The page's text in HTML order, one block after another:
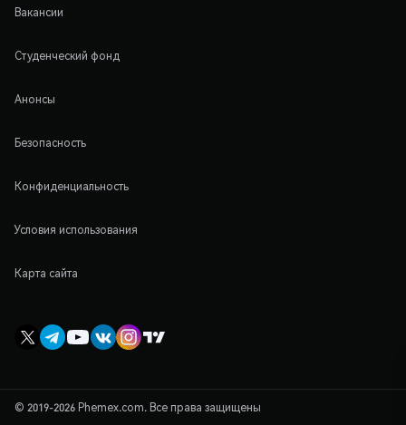
Вакансии
Студенческий фонд
Анонсы
Безопасность
Конфиденциальность
Условия использования
Карта сайта
© 2019-2026 Phemex.com. Все права защищены